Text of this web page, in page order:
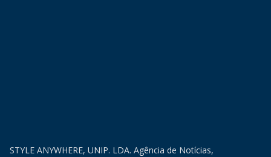
STYLE ANYWHERE, UNIP. LDA. Agência de Notícias,